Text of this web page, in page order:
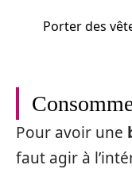
Porter des
Pour avoir une
faut agir à